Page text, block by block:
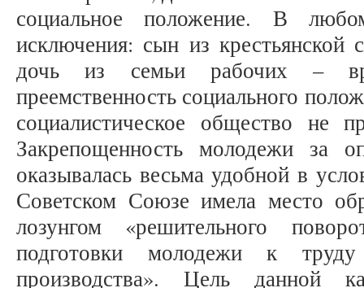
социальное положение. В
исключения: сын из крестьянской
дочь из семьи рабочих –
преемственность социального
социалистическое общество не
Закрепощенность молодежи за
оказывалась весьма удобной в
Советском Союзе имела место
лозунгом «решительного
подготовки молодежи к
производства». Цель данной